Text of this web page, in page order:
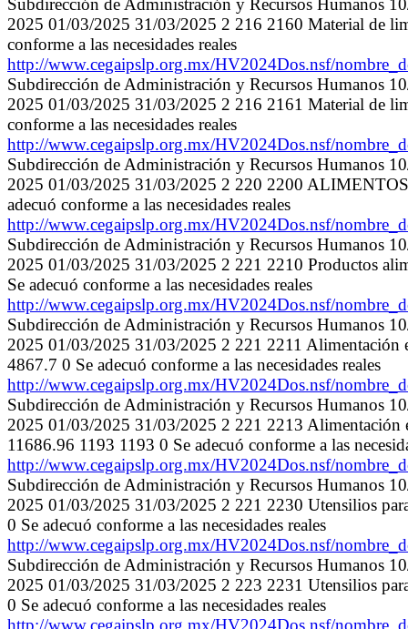
Subdirección de Administración y Recursos Humanos
2025 01/03/2025 31/03/2025 2 216 2160 Material de
conforme a las necesidades reales
http://www.cegaipslp.org.mx/HV2024Dos.nsf/
Subdirección de Administración y Recursos Humanos
2025 01/03/2025 31/03/2025 2 216 2161 Material de
conforme a las necesidades reales
http://www.cegaipslp.org.mx/HV2024Dos.nsf/
Subdirección de Administración y Recursos Humanos
2025 01/03/2025 31/03/2025 2 220 2200
adecuó conforme a las necesidades reales
http://www.cegaipslp.org.mx/HV2024Dos.nsf/
Subdirección de Administración y Recursos Humanos
2025 01/03/2025 31/03/2025 2 221 2210 Productos
Se adecuó conforme a las necesidades reales
http://www.cegaipslp.org.mx/HV2024Dos.nsf/
Subdirección de Administración y Recursos Humanos
2025 01/03/2025 31/03/2025 2 221 2211 Alimentación
4867.7 0 Se adecuó conforme a las necesidades reales
http://www.cegaipslp.org.mx/HV2024Dos.nsf/
Subdirección de Administración y Recursos Humanos
2025 01/03/2025 31/03/2025 2 221 2213 Alimentación
11686.96 1193 1193 0 Se adecuó conforme a las
http://www.cegaipslp.org.mx/HV2024Dos.nsf/
Subdirección de Administración y Recursos Humanos
2025 01/03/2025 31/03/2025 2 221 2230 Utensilios
0 Se adecuó conforme a las necesidades reales
http://www.cegaipslp.org.mx/HV2024Dos.nsf/
Subdirección de Administración y Recursos Humanos
2025 01/03/2025 31/03/2025 2 223 2231 Utensilios
0 Se adecuó conforme a las necesidades reales
http://www.cegaipslp.org.mx/HV2024Dos.nsf/